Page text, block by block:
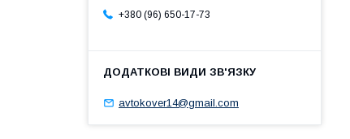
+380 (96) 650-17-73
avtokover14@gmail.com